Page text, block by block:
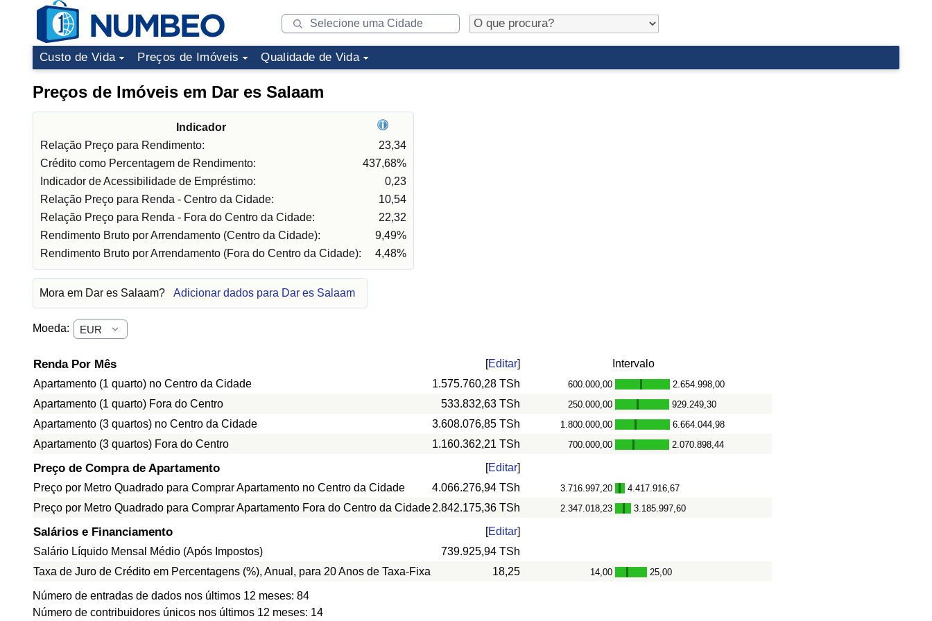
Custo de Vida Preços de Imóveis Qualidade de Vida
Preços de Imóveis em Dar es Salaam
Indicador
Relação Preço para Rendimento:
23,34
Crédito como Percentagem de Rendimento:
437,68%
Indicador de Acessibilidade de Empréstimo:
0,23
Relação Preço para Renda - Centro da Cidade:
10,54
Relação Preço para Renda - Fora do Centro da Cidade:
22,32
Rendimento Bruto por Arrendamento (Centro da Cidade):
9,49%
Rendimento Bruto por Arrendamento (Fora do Centro da Cidade):
4,48%
Mora em Dar es Salaam? Adicionar dados para Dar es Salaam
Moeda:
Renda Por Mês [Editar]
Intervalo
Apartamento (1 quarto) no Centro da Cidade
1.575.760,28 TSh 600.000,00 - 2.654.998,00
Apartamento (1 quarto) Fora do Centro 533.832,63 TSh 250.000,00 - 929.249,30
Apartamento (3 quartos) no Centro da Cidade 3.608.076,85 TSh 1.800.000,00 - 6.664.044,98
Apartamento (3 quartos) Fora do Centro 1.160.362,21 TSh 700.000,00 - 2.070.898,44
Preço de Compra de Apartamento [Editar]
Preço por Metro Quadrado para Comprar Apartamento no Centro da Cidade
4.066.276,94 TSh 3.716.997,20 - 4.417.916,67
Preço por Metro Quadrado para Comprar Apartamento Fora do Centro da Cidade2.842.175,36 TSh 2.347.018,23 - 3.185.997,60
Salários e Financiamento [Editar]
Salário Líquido Mensal Médio (Após Impostos)
739.925,94 TSh
Taxa de Juro de Crédito em Percentagens (%), Anual, para 20 Anos de Taxa-Fixa
18,25 14,00 - 25,00
Número de entradas de dados nos últimos 12 meses: 84
Número de contribuidores únicos nos últimos 12 meses: 14